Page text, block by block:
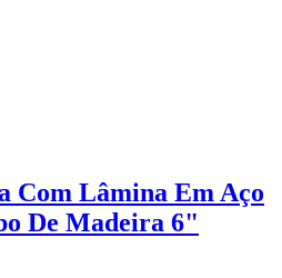
Com Lâmina Em Aço
De Madeira 6"